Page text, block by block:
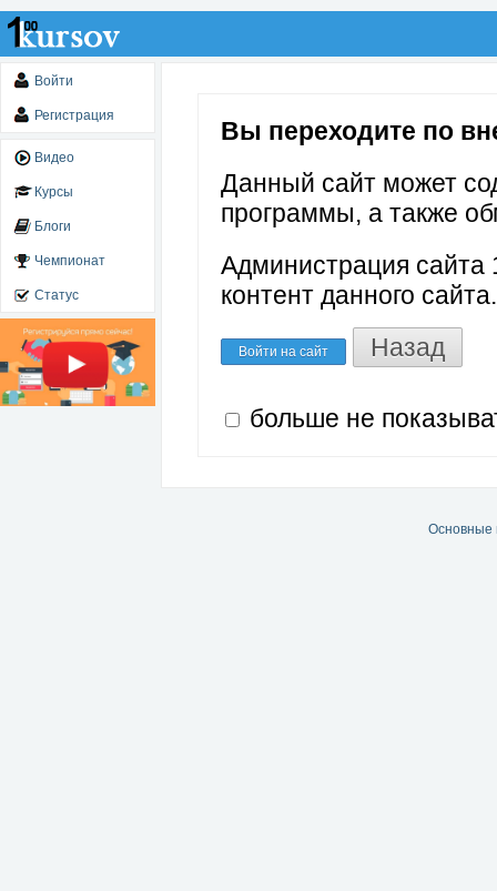
Войти
Регистрация
Видео
Курсы
Блоги
Чемпионат
Статус
Вы переходите по
Данный сайт может
программы, а также
Администрация сайта
контент данного сайта.
Войти на сайт Назад
больше не
Основные